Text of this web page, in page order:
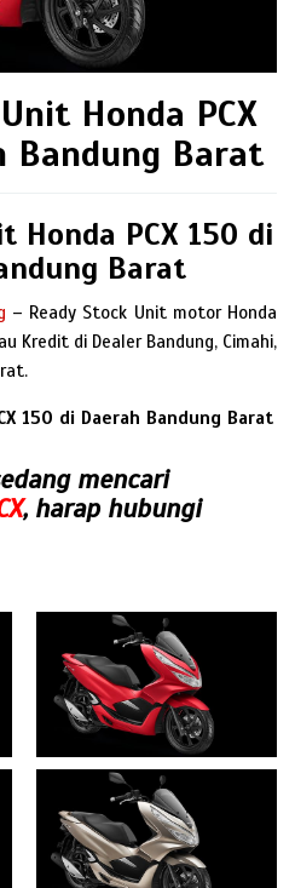
Honda PCX
Bandung Barat
Honda PCX 150 di
Barat
– Ready Stock Unit motor Honda
Kredit di Dealer Bandung, Cimahi,
150 di Daerah Bandung Barat
mencari
, harap hubungi